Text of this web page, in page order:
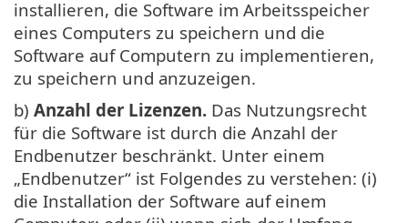
installieren, die Software im Arbeitsspeicher
eines Computers zu speichern und die
Software auf Computern zu implementieren,
zu speichern und anzuzeigen.
b) Anzahl der Lizenzen. Das Nutzungsrecht
für die Software ist durch die Anzahl der
Endbenutzer beschränkt. Unter einem
„Endbenutzer“ ist Folgendes zu verstehen: (i)
die Installation der Software auf einem